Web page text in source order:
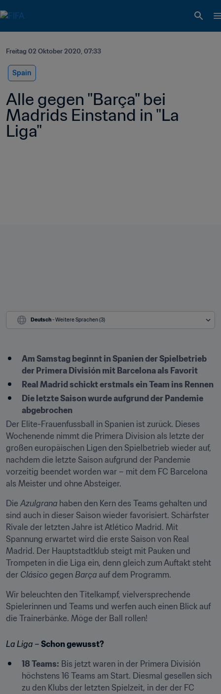
Freitag 02 Oktober 2020, 07:33
Spain
Alle gegen "Barça" bei
Madrids Einstand in "La
Liga"
Deutsch - Weitere Sprachen (3)
Am Samstag beginnt in Spanien der Spielbetrieb
der Primera División mit Barcelona als Favorit
Real Madrid schickt erstmals ein Team ins Rennen
Die letzte Saison wurde aufgrund der Pandemie
abgebrochen
Der Elite-Frauenfussball in Spanien ist zurück. Dieses
Wochenende nimmt die Primera Division als letzte der
großen europäischen Ligen den Spielbetrieb wieder auf,
nachdem die letzte Saison aufgrund der Pandemie
vorzeitig beendet worden war – mit dem FC Barcelona
als Meister und ohne Absteiger.
Die Azulgrana haben den Kern des Teams gehalten und
sind auch in dieser Saison wieder favorisiert. Schärfster
Rivale der letzten Jahre ist Atlético Madrid. Mit
Spannung erwartet wird die erste Saison von Real
Madrid. Der Hauptstadtklub steigt mit Pauken und
Trompeten in die Liga ein, denn gleich zum Auftakt steht
der Clásico gegen Barça auf dem Programm.
Wir beleuchten den Titelkampf, vielversprechende
Spielerinnen und Teams und werfen auch einen Blick auf
die Trainerbänke. Möge der Ball rollen!
La Liga – Schon gewusst?
18 Teams: Bis jetzt waren in der Primera División
höchstens 16 Teams am Start. Diesmal gesellen sich
zu den Klubs der letzten Spielzeit, in der der FC